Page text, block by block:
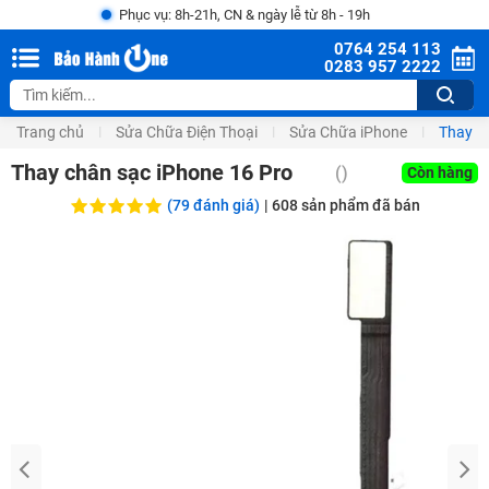
Phục vụ: 8h-21h, CN & ngày lễ từ 8h - 19h
0764 254 113
0283 957 2222
Trang chủ Sửa Chữa Điện Thoại Sửa Chữa iPhone Thay
Thay chân sạc iPhone 16 Pro ()
Còn hàng
(79 đánh giá) | 608sản phẩm đã bán